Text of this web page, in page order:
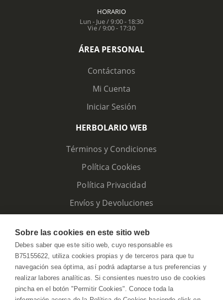
HORARIO
Lun - Jue / 9:00 - 18:30
Vie / 9:00 - 17:30
ÁREA PERSONAL
Contáctanos
Mi Cuenta
Iniciar Sesión
HERBOLARIO WEB
Términos y Condiciones
Política Cookies
Política Privacidad
Envíos y Devoluciones
Sobre las cookies en este sitio web
Debes saber que este sitio web, cuyo responsable es
B75155622, utiliza cookies propias y de terceros para que tu
navegación sea óptima, así podrá adaptarse a tus preferencias y
realizar labores analíticas. Si consientes nuestro uso de cookies
pincha en el botón "Permitir Cookies". Conoce toda la